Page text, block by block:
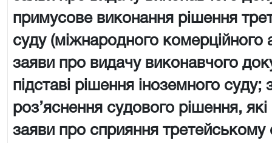
примусове виконання рішення
суду (міжнародного комерційного
заяви про видачу виконавчого
підставі рішення іноземного суду;
роз’яснення судового рішення,
заяви про сприяння третейському